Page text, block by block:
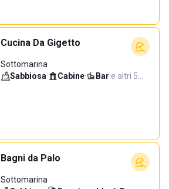
Cucina Da Gigetto
Sottomarina
Sabbiosa· Cabine· Bar·e altri 5…
Bagni da Palo
Sottomarina